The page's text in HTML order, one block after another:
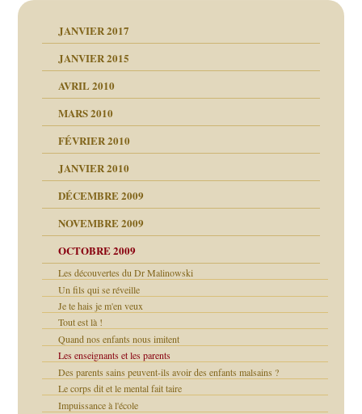
JANVIER 2017
JANVIER 2015
AVRIL 2010
MARS 2010
FÉVRIER 2010
JANVIER 2010
DÉCEMBRE 2009
NOVEMBRE 2009
OCTOBRE 2009
Les découvertes du Dr Malinowski
Un fils qui se réveille
Je te hais je m'en veux
Tout est là !
Quand nos enfants nous imitent
Les enseignants et les parents
Des parents sains peuvent-ils avoir des enfants malsains ?
Le corps dit et le mental fait taire
Impuissance à l'école